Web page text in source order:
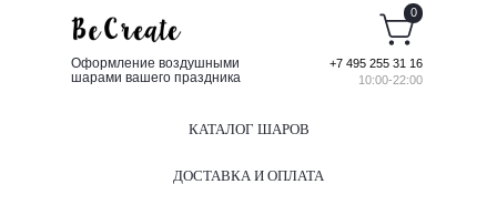
Оформление воздушными
шарами вашего праздника
+7 495 255 31 16
10:00-22:00
0
КАТАЛОГ ШАРОВ
ДОСТАВКА И ОПЛАТА